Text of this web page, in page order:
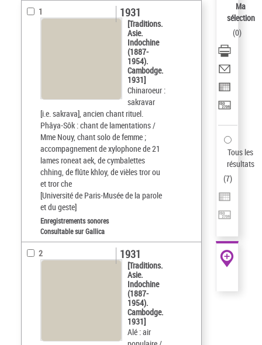
1
[Traditions.
Asie.
Indochine
(1887-
1954).
Cambodge.
1931]
Chinaroeur :
sakravar
[i.e. sakrava], ancien chant rituel.
Phâya-Sôk : chant de lamentations /
Mme Nouy, chant solo de femme ;
accompagnement de xylophone de 21
lames roneat aek, de cymbalettes
chhing, de flûte khloy, de vièles tror ou
et tror che
[Université de Paris-Musée de la parole
et du geste]
1931
Enregistrements sonores
Consultable sur Gallica
2
[Traditions.
Asie.
Indochine
(1887-
1954).
Cambodge.
1931]
Alé : air
1931
Ma
sélection
(0)
Tous les
résultats
(7)